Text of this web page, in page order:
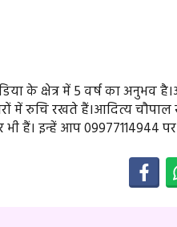
के क्षेत्र में 5 वर्ष का अनुभव
में रुचि रखते हैं।आदित्य
हैं। इन्हें आप 09977114944